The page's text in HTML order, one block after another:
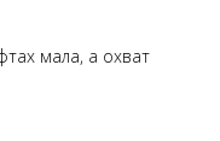
мала, а охват